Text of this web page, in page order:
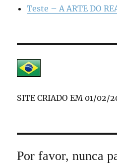
Teste – A ARTE DO
SITE CRIADO EM 01/02/
Por favor, nunca